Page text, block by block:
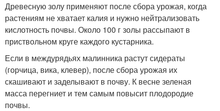
Древесную золу применяют после сбора урожая, когда
растениям не хватает калия и нужно нейтрализовать
кислотность почвы. Около 100 г золы рассыпают в
приствольном круге каждого кустарника.
Если в междурядьях малинника растут сидераты
(горчица, вика, клевер), после сбора урожая их
скашивают и заделывают в почву. К весне зеленая
масса перегниет и тем самым повысит плодородие
почвы.